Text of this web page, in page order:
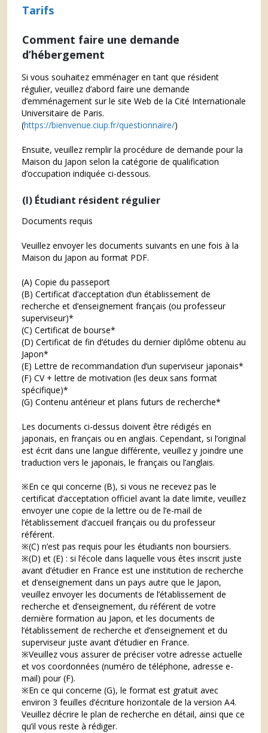
Tarifs
Comment faire une demande
d’hébergement
Si vous souhaitez emménager en tant que résident
régulier, veuillez d’abord faire une demande
d’emménagement sur le site Web de la Cité Internationale
Universitaire de Paris.
(https://bienvenue.ciup.fr/questionnaire/)
Ensuite, veuillez remplir la procédure de demande pour la
Maison du Japon selon la catégorie de qualification
d’occupation indiquée ci-dessous.
(I) Étudiant résident régulier
Documents requis
Veuillez envoyer les documents suivants en une fois à la
Maison du Japon au format PDF.
(A) Copie du passeport
(B) Certificat d’acceptation d’un établissement de
recherche et d’enseignement français (ou professeur
superviseur)*
(C) Certificat de bourse*
(D) Certificat de fin d’études du dernier diplôme obtenu au
Japon*
(E) Lettre de recommandation d’un superviseur japonais*
(F) CV + lettre de motivation (les deux sans format
spécifique)*
(G) Contenu antérieur et plans futurs de recherche*
Les documents ci-dessus doivent être rédigés en
japonais, en français ou en anglais. Cependant, si l’original
est écrit dans une langue différente, veuillez y joindre une
traduction vers le japonais, le français ou l’anglais.
※En ce qui concerne (B), si vous ne recevez pas le
certificat d’acceptation officiel avant la date limite, veuillez
envoyer une copie de la lettre ou de l’e-mail de
l’établissement d’accueil français ou du professeur
référent.
※(C) n’est pas requis pour les étudiants non boursiers.
※(D) et (E) : si l’école dans laquelle vous êtes inscrit juste
avant d’étudier en France est une institution de recherche
et d’enseignement dans un pays autre que le Japon,
veuillez envoyer les documents de l’établissement de
recherche et d’enseignement, du référent de votre
dernière formation au Japon, et les documents de
l’établissement de recherche et d’enseignement et du
superviseur juste avant d’étudier en France.
※Veuillez vous assurer de préciser votre adresse actuelle
et vos coordonnées (numéro de téléphone, adresse e-
mail) pour (F).
※En ce qui concerne (G), le format est gratuit avec
environ 3 feuilles d’écriture horizontale de la version A4.
Veuillez décrire le plan de recherche en détail, ainsi que ce
qu’il vous reste à rédiger.